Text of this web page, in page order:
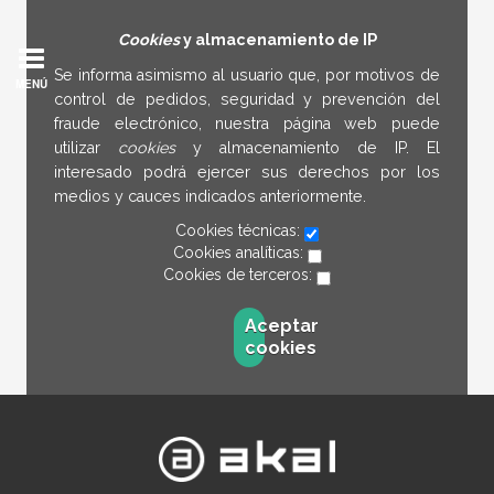
Cookiesy almacenamiento de IP
Se informa asimismo al usuario que, por motivos de
control de pedidos, seguridad y prevención del
fraude electrónico, nuestra página web puede
utilizar cookies y almacenamiento de IP. El
interesado podrá ejercer sus derechos por los
medios y cauces indicados anteriormente.
Cookies técnicas:
Cookies analíticas:
Cookies de terceros:
Aceptar
cookies
MENÚ